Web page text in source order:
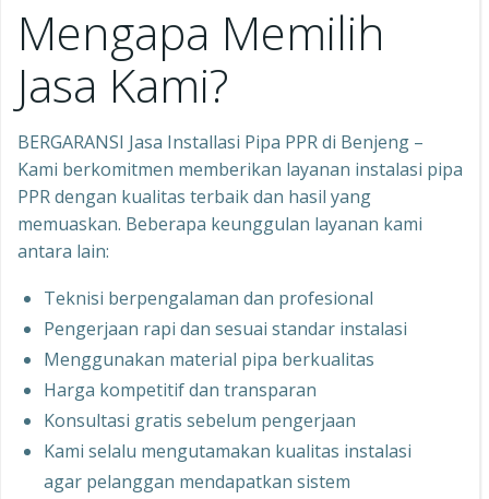
Mengapa Memilih
Jasa Kami?
BERGARANSI Jasa Installasi Pipa PPR di Benjeng –
Kami berkomitmen memberikan layanan instalasi pipa
PPR dengan kualitas terbaik dan hasil yang
memuaskan. Beberapa keunggulan layanan kami
antara lain:
Teknisi berpengalaman dan profesional
Pengerjaan rapi dan sesuai standar instalasi
Menggunakan material pipa berkualitas
Harga kompetitif dan transparan
Konsultasi gratis sebelum pengerjaan
Kami selalu mengutamakan kualitas instalasi
agar pelanggan mendapatkan sistem